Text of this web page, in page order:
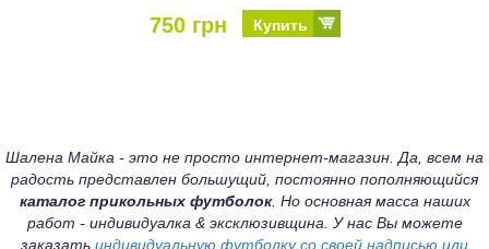
750 грн Купить
Шалена Майка - это не просто интернет-магазин. Да, всем на
радость представлен большущий, постоянно пополняющийся
каталог прикольных футболок. Но основная масса наших
работ - индивидуалка & эксклюзивщина. У нас Вы можете
заказать индивидуальную футболку со своей надписью или